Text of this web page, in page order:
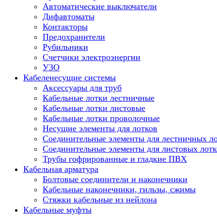
Автоматические выключатели
Дифавтоматы
Контакторы
Предохранители
Рубильники
Счетчики электроэнергии
УЗО
Кабеленесущие системы
Аксессуары для труб
Кабельные лотки лестничные
Кабельные лотки листовые
Кабельные лотки проволочные
Несущие элементы для лотков
Соединительные элементы для лестничных
Соединительные элементы для листовых
Трубы гофрированные и гладкие ПВХ
Кабельная арматура
Болтовые соединители и наконечники
Кабельные наконечники, гильзы, сжимы
Стяжки кабельные из нейлона
Кабельные муфты